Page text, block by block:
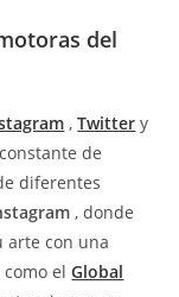
del
,Twitter y
de
diferentes
, donde
arte con una
como elGlobal